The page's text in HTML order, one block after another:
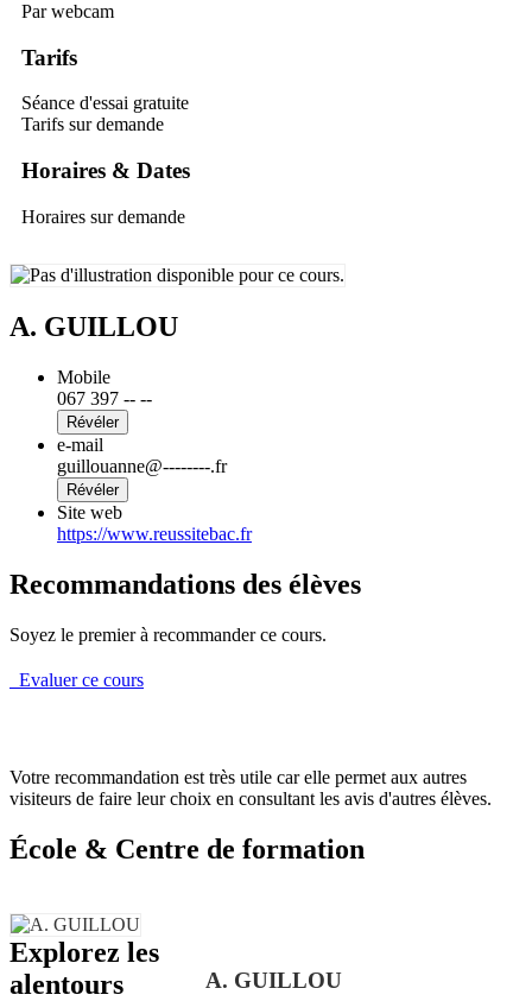
Par webcam
Tarifs
Séance d'essai gratuite
Tarifs sur demande
Horaires & Dates
Horaires sur demande
A. GUILLOU
Mobile
067 397 -- --
Révéler
e-mail
guillouanne@--------.fr
Révéler
Site web
https://www.reussitebac.fr
Recommandations des élèves
Soyez le premier à recommander ce cours.
Evaluer ce cours
Votre recommandation est très utile car elle permet aux autres
visiteurs de faire leur choix en consultant les avis d'autres élèves.
École & Centre de formation
A. GUILLOU
Explorez les
alentours